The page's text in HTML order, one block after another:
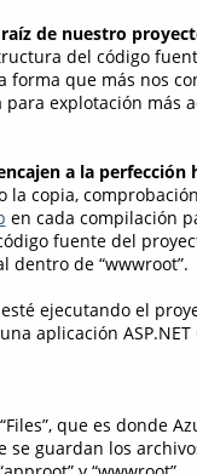
de nuestro
del código
que más nos
explotación más
a la
copia,
en cada compilación
fuente del
dentro de “wwwroot”.
ejecutando el
aplicación
que es donde
se guardan los